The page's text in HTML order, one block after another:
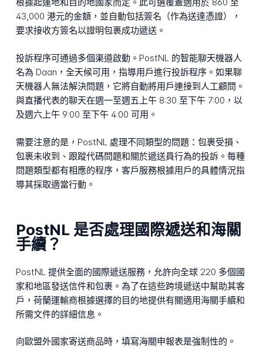
43,000 港元的金額，並自動包括簽名（作為送達憑證），
要求接收方簽名以證明包裹成功遞送。
投訴程序可通過多個渠道啟動。PostNL 的智能聊天機器人
名為 Daan，全天候可用，指導用戶進行投訴程序。如果聊
天機器人無法解決問題，它將自動將用戶連接到人工顧問。
與直播代表的聊天在週一至週五上午 8:30 至下午 7:00，以
及週六上午 9:00 至下午 4:00 可用。
需要注意的是，PostNL 處理不同類型的問題：包裹受損、
包裹未收到、跟蹤代碼問題和關於遞送員行為的投訴。每種
問題類型都有相應的程序，客戶服務根據用戶的具體情況指
導其採取適當行動。
PostNL 是否處理國際遞送和海關
手續？
PostNL 提供全面的國際遞送服務，允許向全球 220 多個國
家和地區發送信件和包裹。為了在這些跨境遞送中幫助其客
戶，荷蘭運輸商根據選擇的目的地提供有關適用海關手續和
所需文件的詳細信息。
向歐盟外國家寄送商品時，填寫海關申報表是強制性的。